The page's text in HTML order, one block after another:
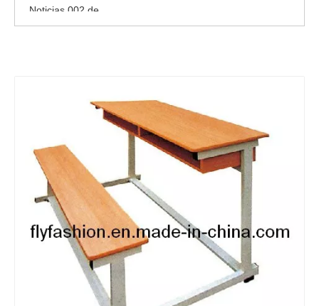
Noticias 002 de
Noticias 001 de
Esto es un párrafo de la muestra